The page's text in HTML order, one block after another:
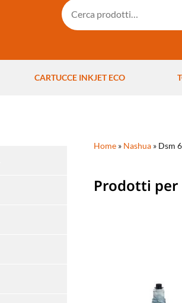
CARTUCCE INKJET ECO
Home» Nashua» Dsm
Prodotti per